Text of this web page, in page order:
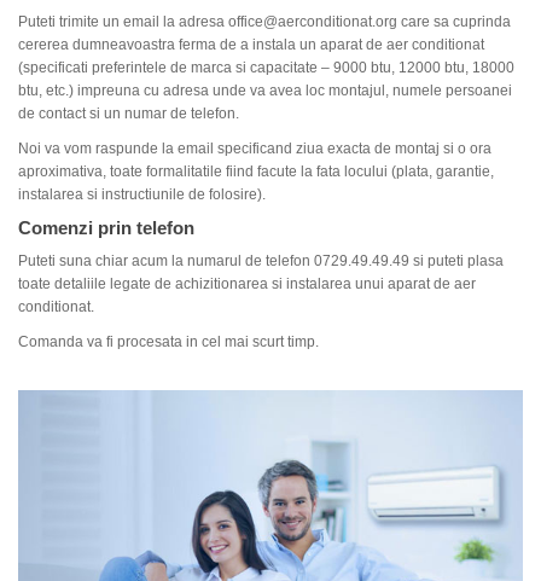
Puteti trimite un email la adresa office@aerconditionat.org care sa cuprinda
cererea dumneavoastra ferma de a instala un aparat de aer conditionat
(specificati preferintele de marca si capacitate – 9000 btu, 12000 btu, 18000
btu, etc.) impreuna cu adresa unde va avea loc montajul, numele persoanei
de contact si un numar de telefon.
Noi va vom raspunde la email specificand ziua exacta de montaj si o ora
aproximativa, toate formalitatile fiind facute la fata locului (plata, garantie,
instalarea si instructiunile de folosire).
Comenzi prin telefon
Puteti suna chiar acum la numarul de telefon 0729.49.49.49 si puteti plasa
toate detaliile legate de achizitionarea si instalarea unui aparat de aer
conditionat.
Comanda va fi procesata in cel mai scurt timp.